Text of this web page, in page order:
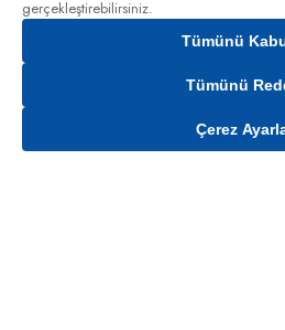
Gelince
gerçekleştirebilirsiniz.
Tümünü
Tümünü
Çerez